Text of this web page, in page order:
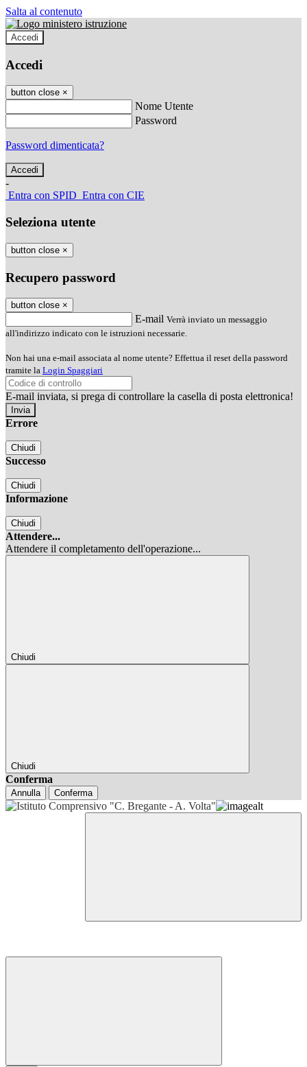
Salta al contenuto
Accedi
Accedi
button close ×
Nome Utente
Password
Password dimenticata?
-
Entra con SPID Entra con CIE
Seleziona utente
button close ×
Recupero password
button close ×
E-mail Verrà inviato un messaggio
all'indirizzo indicato con le istruzioni necessarie.
Non hai una e-mail associata al nome utente? Effettua il reset della password
tramite la Login Spaggiari
E-mail inviata, si prega di controllare la casella di posta elettronica!
Errore
Chiudi
Successo
Chiudi
Informazione
Chiudi
Attendere...
Attendere il completamento dell'operazione...
Chiudi
Chiudi
Conferma
Annulla Conferma